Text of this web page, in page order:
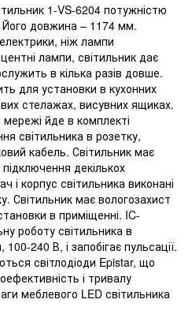
1-VS-6204 потужністю
Його довжина – 1174 мм.
ніж лампи
лампи, світильник дає
в кілька разів довше.
для установки в кухонних
стелажах, висувних ящиках.
йде в комплекті
світильника в розетку,
кабель. Світильник має
декількох
і корпус світильника виконані
Світильник має вологозахист
в приміщенні. IC-
роботу світильника в
240 В, і запобігає пульсації.
світлодіоди Epistar, що
і тривалу
меблевого LED світильника